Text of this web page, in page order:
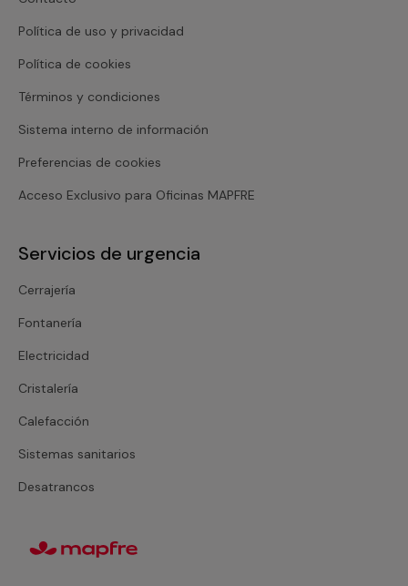
Política de uso y privacidad
Política de cookies
Términos y condiciones
Sistema interno de información
Preferencias de cookies
Acceso Exclusivo para Oficinas MAPFRE
Servicios de urgencia
Cerrajería
Fontanería
Electricidad
Cristalería
Calefacción
Sistemas sanitarios
Desatrancos